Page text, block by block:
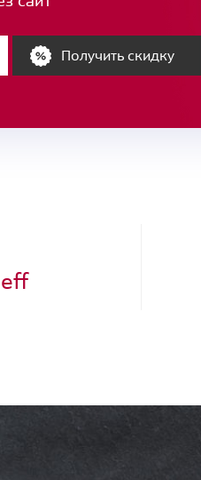
Получить скидку